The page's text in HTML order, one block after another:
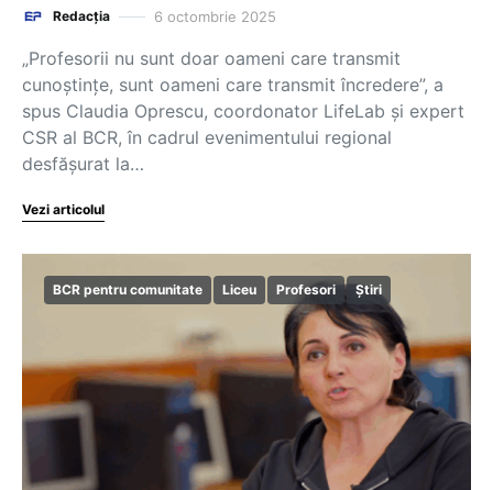
Redacția 6 octombrie 2025
„Profesorii nu sunt doar oameni care transmit
cunoștințe, sunt oameni care transmit încredere”, a
spus Claudia Oprescu, coordonator LifeLab și expert
CSR al BCR, în cadrul evenimentului regional
desfășurat la…
Vezi articolul
BCR pentru comunitate Liceu Profesori Știri